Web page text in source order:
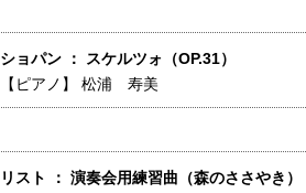
ショパン ： スケルツォ（OP.31）
【ピアノ】 松浦 寿美
リスト ： 演奏会用練習曲（森のささやき）